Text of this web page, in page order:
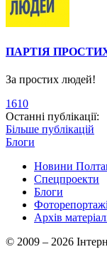
ПАРТІЯ
За простих людей!
1610
Останні публікації:
Більше публікацій
Блоги
Новини
Спецпроекти
Блоги
Фоторепортажі
Архів
© 2009 – 2026